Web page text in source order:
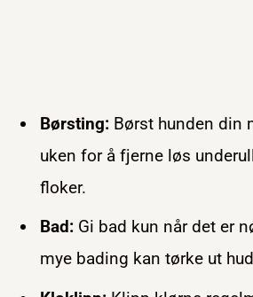
Børsting: Børst hunden din
uken for å fjerne løs
floker.
Bad: Gi bad kun når det er
mye bading kan tørke ut